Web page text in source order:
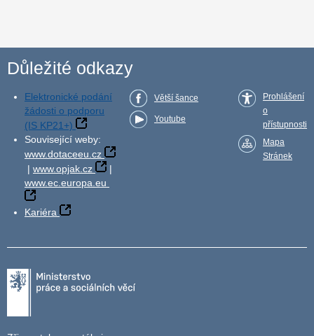
Důležité odkazy
Elektronické podání
žádosti o podporu
(IS KP21+)
Související weby:
www.dotaceeu.cz
| www.opjak.cz
|
www.ec.europa.eu
Kariéra
Větší šance
Youtube
Prohlášení
o
přístupnosti
Mapa
Stránek